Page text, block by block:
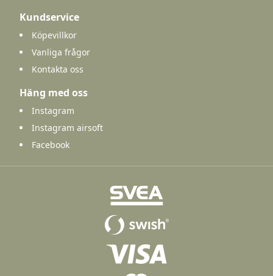
Kundservice
Köpevillkor
Vanliga frågor
Kontakta oss
Häng med oss
Instagram
Instagram airsoft
Facebook